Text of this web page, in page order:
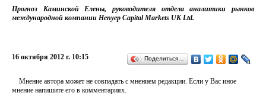
Прогноз Каминской Елены, руководителя отдела аналитики рынков
международной компании Henyep Capital Markets UK Ltd.
16 октября 2012 г. 10:15 Поделиться…
Мнение автора может не совпадать с мнением редакции. Если у Вас иное
мнение напишите его в комментариях.